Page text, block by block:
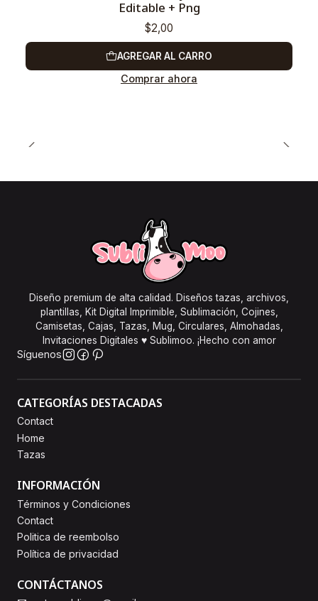
Editable + Png
$2,00
AGREGAR AL CARRO
Comprar ahora
Diseño premium de alta calidad. Diseños tazas, archivos,
plantillas, Kit Digital Imprimible, Sublimación, Cojines,
Camisetas, Cajas, Tazas, Mug, Circulares, Almohadas,
Invitaciones Digitales ♥ Sublimoo. ¡Hecho con amor
Síguenos
CATEGORÍAS DESTACADAS
Contact
Home
Tazas
INFORMACIÓN
Términos y Condiciones
Contact
Politica de reembolso
Política de privacidad
CONTÁCTANOS